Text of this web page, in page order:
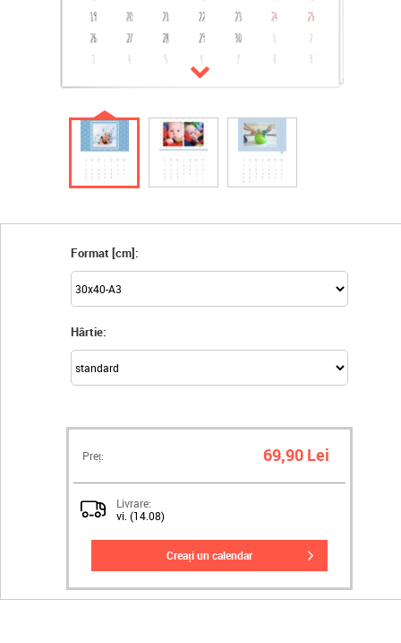
Format [cm]:
Hârtie:
Preț: 69,90 Lei
Livrare:
vi. (14.08)
creați un calendar